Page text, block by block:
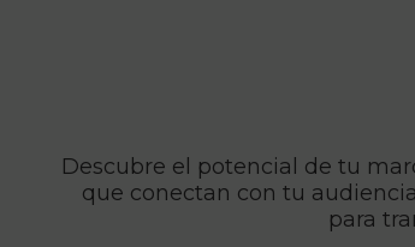
Descubre el potencial de tu
que conectan con tu
para